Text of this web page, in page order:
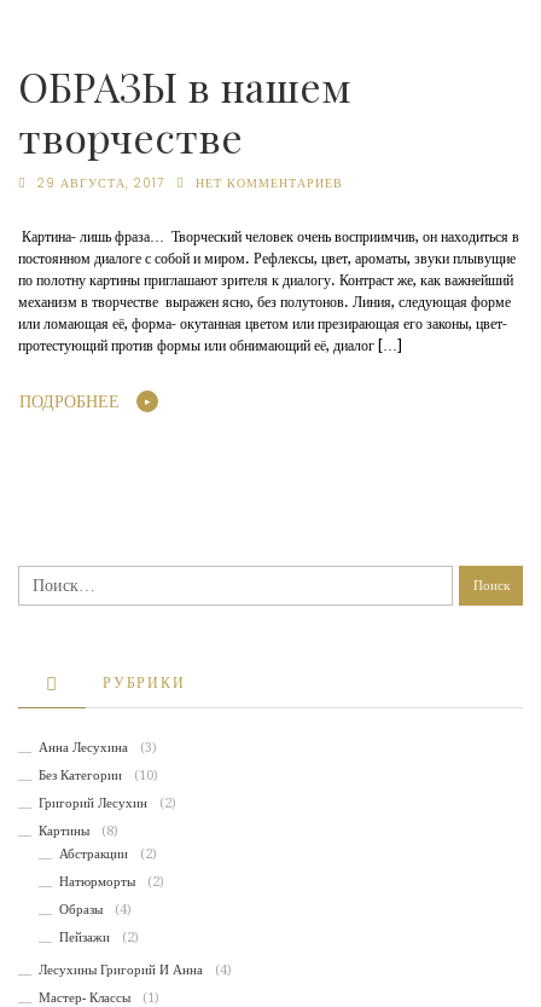
ОБРАЗЫ в нашем
творчестве
29 АВГУСТА, 2017 НЕТ КОММЕНТАРИЕВ
Картина- лишь фраза… Творческий человек очень восприимчив, он находиться в
постоянном диалоге с собой и миром. Рефлексы, цвет, ароматы, звуки плывущие
по полотну картины приглашают зрителя к диалогу. Контраст же, как важнейший
механизм в творчестве выражен ясно, без полутонов. Линия, следующая форме
или ломающая её, форма- окутанная цветом или презирающая его законы, цвет-
протестующий против формы или обнимающий её, диалог […]
ПОДРОБНЕЕ
РУБРИКИ
Анна Лесухина
(3)
Без Категории
(10)
Григорий Лесухин
(2)
Картины
(8)
Абстракции
(2)
Натюрморты
(2)
Образы
(4)
Пейзажи
(2)
Лесухины Григорий И Анна
(4)
Мастер- Классы
(1)